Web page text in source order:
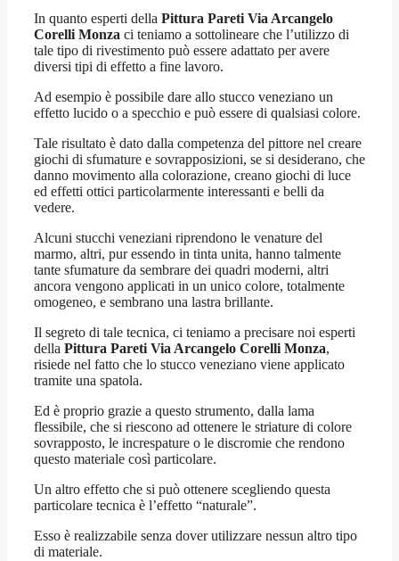
In quanto esperti della Pittura Pareti Via Arcangelo
Corelli Monza ci teniamo a sottolineare che l’utilizzo di
tale tipo di rivestimento può essere adattato per avere
diversi tipi di effetto a fine lavoro.
Ad esempio è possibile dare allo stucco veneziano un
effetto lucido o a specchio e può essere di qualsiasi colore.
Tale risultato è dato dalla competenza del pittore nel creare
giochi di sfumature e sovrapposizioni, se si desiderano, che
danno movimento alla colorazione, creano giochi di luce
ed effetti ottici particolarmente interessanti e belli da
vedere.
Alcuni stucchi veneziani riprendono le venature del
marmo, altri, pur essendo in tinta unita, hanno talmente
tante sfumature da sembrare dei quadri moderni, altri
ancora vengono applicati in un unico colore, totalmente
omogeneo, e sembrano una lastra brillante.
Il segreto di tale tecnica, ci teniamo a precisare noi esperti
della Pittura Pareti Via Arcangelo Corelli Monza,
risiede nel fatto che lo stucco veneziano viene applicato
tramite una spatola.
Ed è proprio grazie a questo strumento, dalla lama
flessibile, che si riescono ad ottenere le striature di colore
sovrapposto, le increspature o le discromie che rendono
questo materiale così particolare.
Un altro effetto che si può ottenere scegliendo questa
particolare tecnica è l’effetto “naturale”.
Esso è realizzabile senza dover utilizzare nessun altro tipo
di materiale.